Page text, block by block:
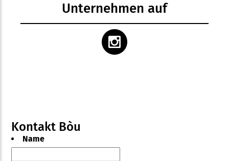
Unternehmen auf
Kontakt Bòu
Name